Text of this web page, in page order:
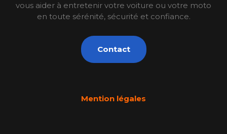
vous aider à entretenir votre voiture ou votre moto
en toute sérénité, sécurité et confiance.
Contact
Mention légales